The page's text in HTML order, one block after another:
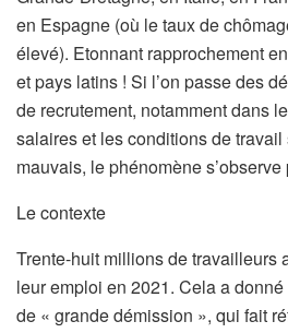
en Espagne (où le taux de
élevé). Etonnant rapprochement
et pays latins ! Si l’on passe des
de recrutement, notamment dans
salaires et les conditions de
mauvais, le phénomène s’observe
Le contexte
Trente-huit millions de travailleurs
leur emploi en 2021. Cela a
de « grande démission », qui fait